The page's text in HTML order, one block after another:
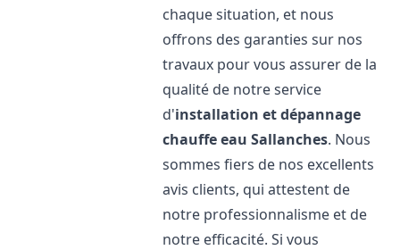
chaque situation, et nous
offrons des garanties sur nos
travaux pour vous assurer de la
qualité de notre service
d'installation et dépannage
chauffe eau Sallanches. Nous
sommes fiers de nos excellents
avis clients, qui attestent de
notre professionnalisme et de
notre efficacité. Si vous